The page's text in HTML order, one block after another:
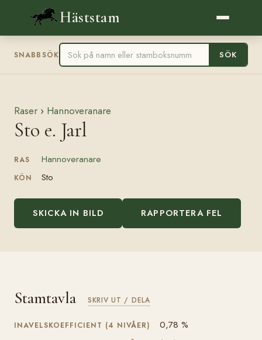
Häststam
SNABBSÖK SÖK
Raser › Hannoveranare
Sto e. Jarl
RAS Hannoveranare
KÖN Sto
SKICKA IN BILD RAPPORTERA FEL
Stamtavla SKRIV UT / DELA
INAVELSKOEFFICIENT (4 NIVÅER) 0,78 %